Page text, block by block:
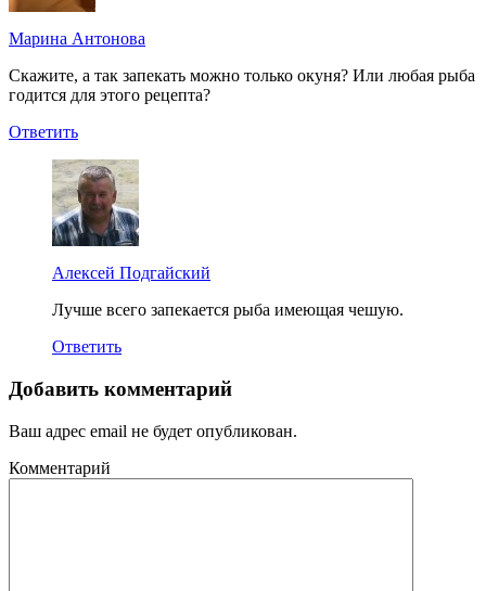
Марина Антонова
Скажите, а так запекать можно только окуня? Или любая рыба
годится для этого рецепта?
Ответить
Алексей Подгайский
Лучше всего запекается рыба имеющая чешую.
Ответить
Добавить комментарий
Ваш адрес email не будет опубликован.
Комментарий